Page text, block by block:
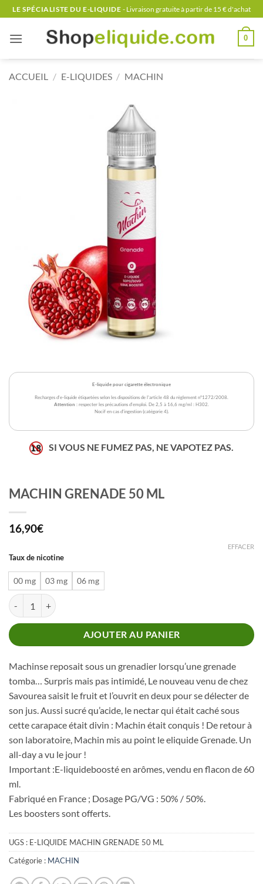
Passer
au
contenu
LE SPÉCIALISTE DU E-LIQUIDE - Livraison gratuite à partir de 15 € d'achat
0
ACCUEIL / E-LIQUIDES / MACHIN
E-liquide pour cigarette électronique
Recharges d'e-liquide étiquetées selon les dispositions de l'article 48 du règlement n°1272/2008.
Attention : respecter les précautions d'emploi. De 2,5 à 16,6 mg/ml : H302.
Nocif en cas d'ingestion (catégorie 4).
SI VOUS NE FUMEZ PAS, NE VAPOTEZ PAS.
MACHIN GRENADE 50 ML
16,90€
Taux de nicotine
00 mg 03 mg 06 mg
EFFACER
quantité de MACHIN GRENADE 50 ML
AJOUTER AU PANIER
Machinse reposait sous un grenadier lorsqu’une grenade
tomba… Surpris mais pas intimidé, Le nouveau venu de chez
Savourea saisit le fruit et l’ouvrit en deux pour se délecter de
son jus. Aussi sucré qu’acide, le nectar qui était caché sous
cette carapace était divin : Machin était conquis ! De retour à
son laboratoire, Machin mis au point le eliquide Grenade. Un
all-day a vu le jour !
Important :E-liquideboosté en arômes, vendu en flacon de 60
ml.
Fabriqué en France ; Dosage PG/VG : 50% / 50%.
Les boosters sont offerts.
UGS : E-LIQUIDE MACHIN GRENADE 50 ML
Catégorie : MACHIN